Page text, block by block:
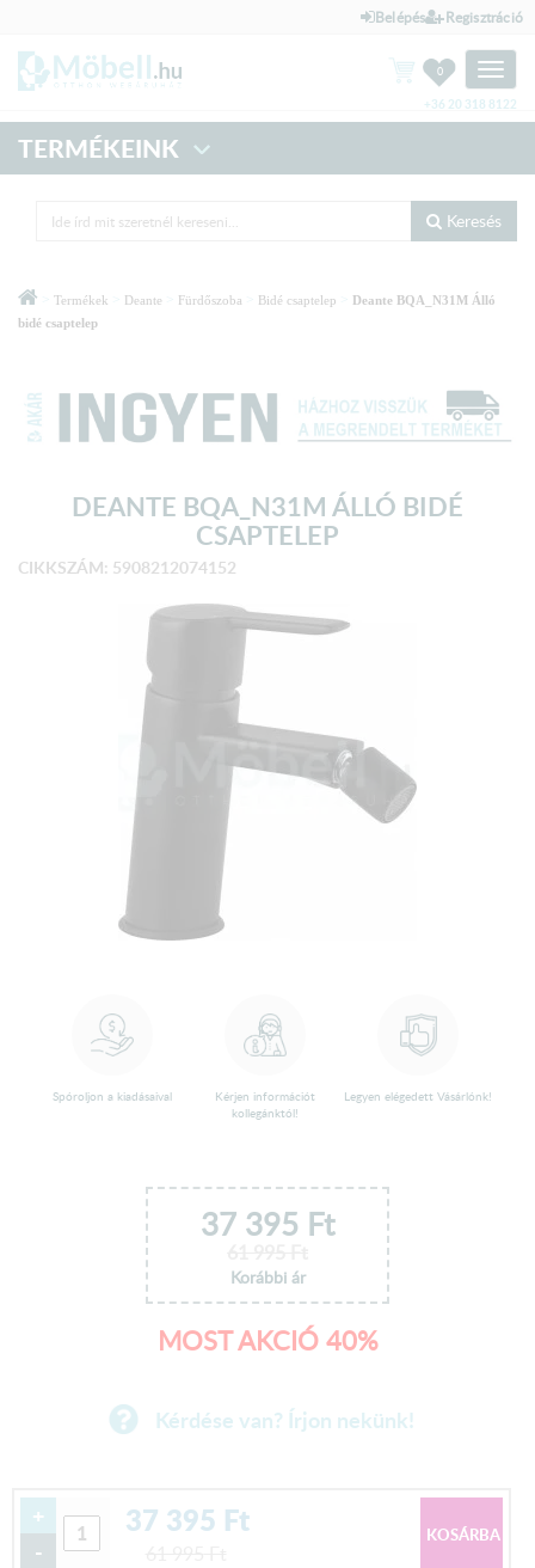
Belépés Regisztráció
Toggle
0
+36 20 318 8122
TERMÉKEINK
Keresés
Termékek Deante Fürdőszoba Bidé csaptelep
Deante BQA_N31M Álló
bidé csaptelep
DEANTE BQA_N31M ÁLLÓ BIDÉ
CSAPTELEP
CIKKSZÁM: 5908212074152
Spóroljon a kiadásaival
Kérjen információt
kollegánktól!
Legyen elégedett Vásárlónk!
37 395 Ft
Korábbi ár
MOST AKCIÓ 40%
Kérdése van? Írjon nekünk!
+
-
37 395 Ft